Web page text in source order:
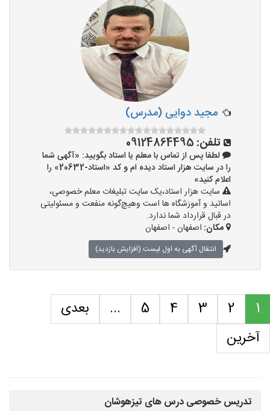
مجید دوایی (مدرس)
تلفن: 09124864495
لطفا پس از تماس با معلم یا استاد بگویید: «آگهی شما
را در سایت هزار استاد دیده ام و کد «استاد-20632» را
اعلام کنید»
سایت هزار استاد،یک سایت تبلیغات معلم خصوصی،
اساتید و آموزشگاه ها است وهیچ‌گونه منفعت و مسئولیتی
در قبال قرارداد شما ندارد.
مکان: اصفهان - اصفهان
انتقال آگهی به اول لیست (افزایش بازدید)
1
2
3
4
5
...
بعدی
آخرین
تدریس خصوصی درس های تیزهوشان